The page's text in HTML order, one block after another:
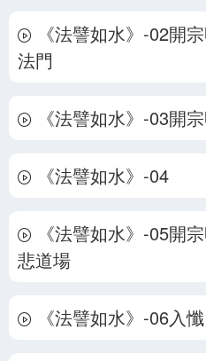
忏悔而修持《灭障七心》。 中册
录一段《水忏》原文，以灰底设
讲述。 期许对修行者有所启发，
《忏报障》、《发愿回向
《法譬如水》-02開
法門
《法譬如水》-03開
《法譬如水》-04
《法譬如水》-05開
悲道場
《法譬如水》-06入懺